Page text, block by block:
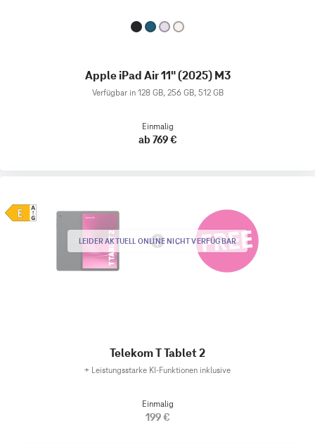
Apple iPad Air 11" (2025) M3
Verfügbar in 128 GB, 256 GB, 512 GB
Einmalig
ab 769 €
LEIDER AKTUELL ONLINE NICHT VERFÜGBAR
Telekom T Tablet 2
+ Leistungsstarke KI-Funktionen inklusive
Einmalig
199 €